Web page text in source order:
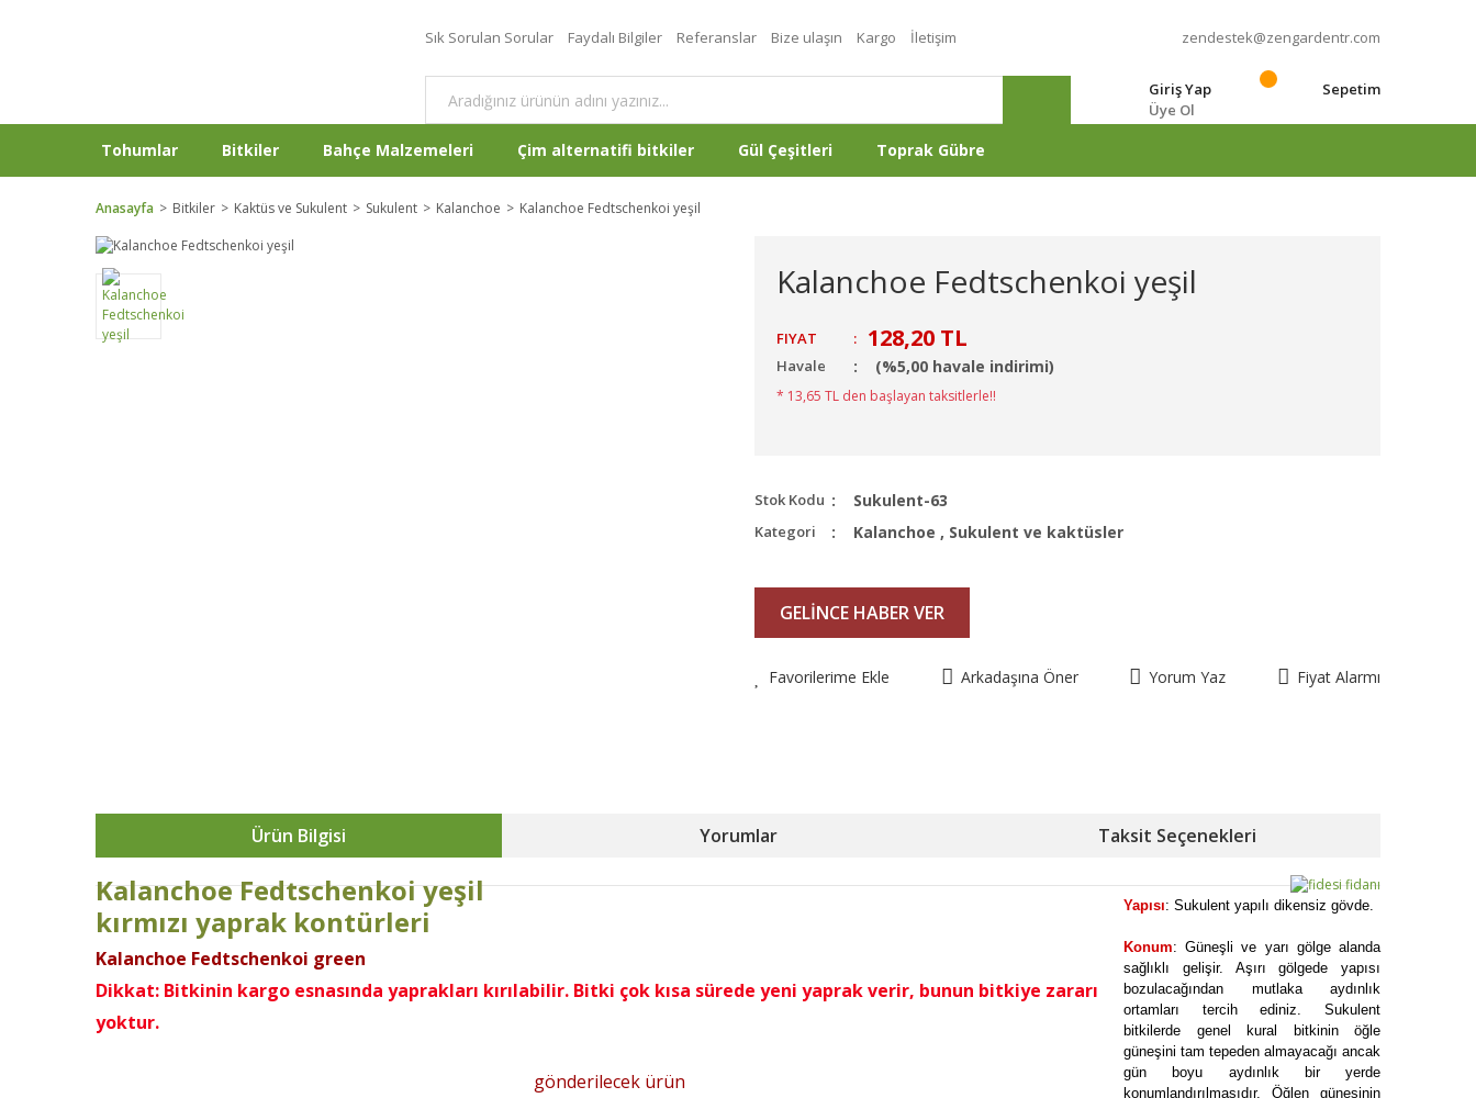
Sık Sorulan Sorular Faydalı Bilgiler Referanslar Bize ulaşın Kargo İletişim zendestek@zengardentr.com
Giriş Yap
Üye Ol
Sepetim
Tohumlar Bitkiler Bahçe Malzemeleri Çim alternatifi bitkiler Gül Çeşitleri Toprak Gübre
Anasayfa Bitkiler Kaktüs ve Sukulent Sukulent Kalanchoe Kalanchoe Fedtschenkoi yeşil
Kalanchoe Fedtschenkoi yeşil
FIYAT : 128,20 TL
Havale (%5,00 havale indirimi)
* 13,65 TL den başlayan taksitlerle!!
Stok Kodu Sukulent-63
Kategori Kalanchoe , Sukulent ve kaktüsler
GELİNCE HABER VER
Favorilerime Ekle Arkadaşına Öner Yorum Yaz Fiyat Alarmı
Ürün Bilgisi Yorumlar Taksit Seçenekleri
Kalanchoe Fedtschenkoi yeşil
kırmızı yaprak kontürleri
Kalanchoe Fedtschenkoi green
Dikkat: Bitkinin kargo esnasında yaprakları kırılabilir. Bitki çok kısa sürede yeni yaprak verir, bunun bitkiye zararı
yoktur.
gönderilecek ürün
Yapısı: Sukulent yapılı dikensiz gövde.
Konum: Güneşli ve yarı gölge alanda
sağlıklı gelişir. Aşırı gölgede yapısı
bozulacağından mutlaka aydınlık
ortamları tercih ediniz. Sukulent
bitkilerde genel kural bitkinin öğle
güneşini tam tepeden almayacağı ancak
gün boyu aydınlık bir yerde
konumlandırılmasıdır. Öğlen güneşinin